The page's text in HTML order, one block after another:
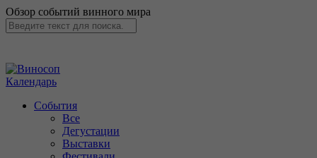
Обзор событий винного мира
Календарь
События
Все
Дегустации
Выставки